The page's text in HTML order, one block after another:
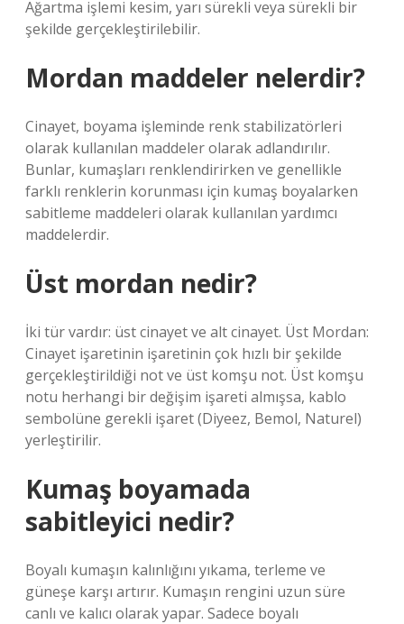
Ağartma işlemi kesim, yarı sürekli veya sürekli bir
şekilde gerçekleştirilebilir.
Mordan maddeler nelerdir?
Cinayet, boyama işleminde renk stabilizatörleri
olarak kullanılan maddeler olarak adlandırılır.
Bunlar, kumaşları renklendirirken ve genellikle
farklı renklerin korunması için kumaş boyalarken
sabitleme maddeleri olarak kullanılan yardımcı
maddelerdir.
Üst mordan nedir?
İki tür vardır: üst cinayet ve alt cinayet. Üst Mordan:
Cinayet işaretinin işaretinin çok hızlı bir şekilde
gerçekleştirildiği not ve üst komşu not. Üst komşu
notu herhangi bir değişim işareti almışsa, kablo
sembolüne gerekli işaret (Diyeez, Bemol, Naturel)
yerleştirilir.
Kumaş boyamada
sabitleyici nedir?
Boyalı kumaşın kalınlığını yıkama, terleme ve
güneşe karşı artırır. Kumaşın rengini uzun süre
canlı ve kalıcı olarak yapar. Sadece boyalı